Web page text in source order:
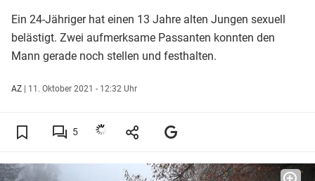
Ein 24-Jähriger hat einen 13 Jahre alten Jungen sexuell
belästigt. Zwei aufmerksame Passanten konnten den
Mann gerade noch stellen und festhalten.
AZ | 11. Oktober 2021 - 12:32 Uhr
5